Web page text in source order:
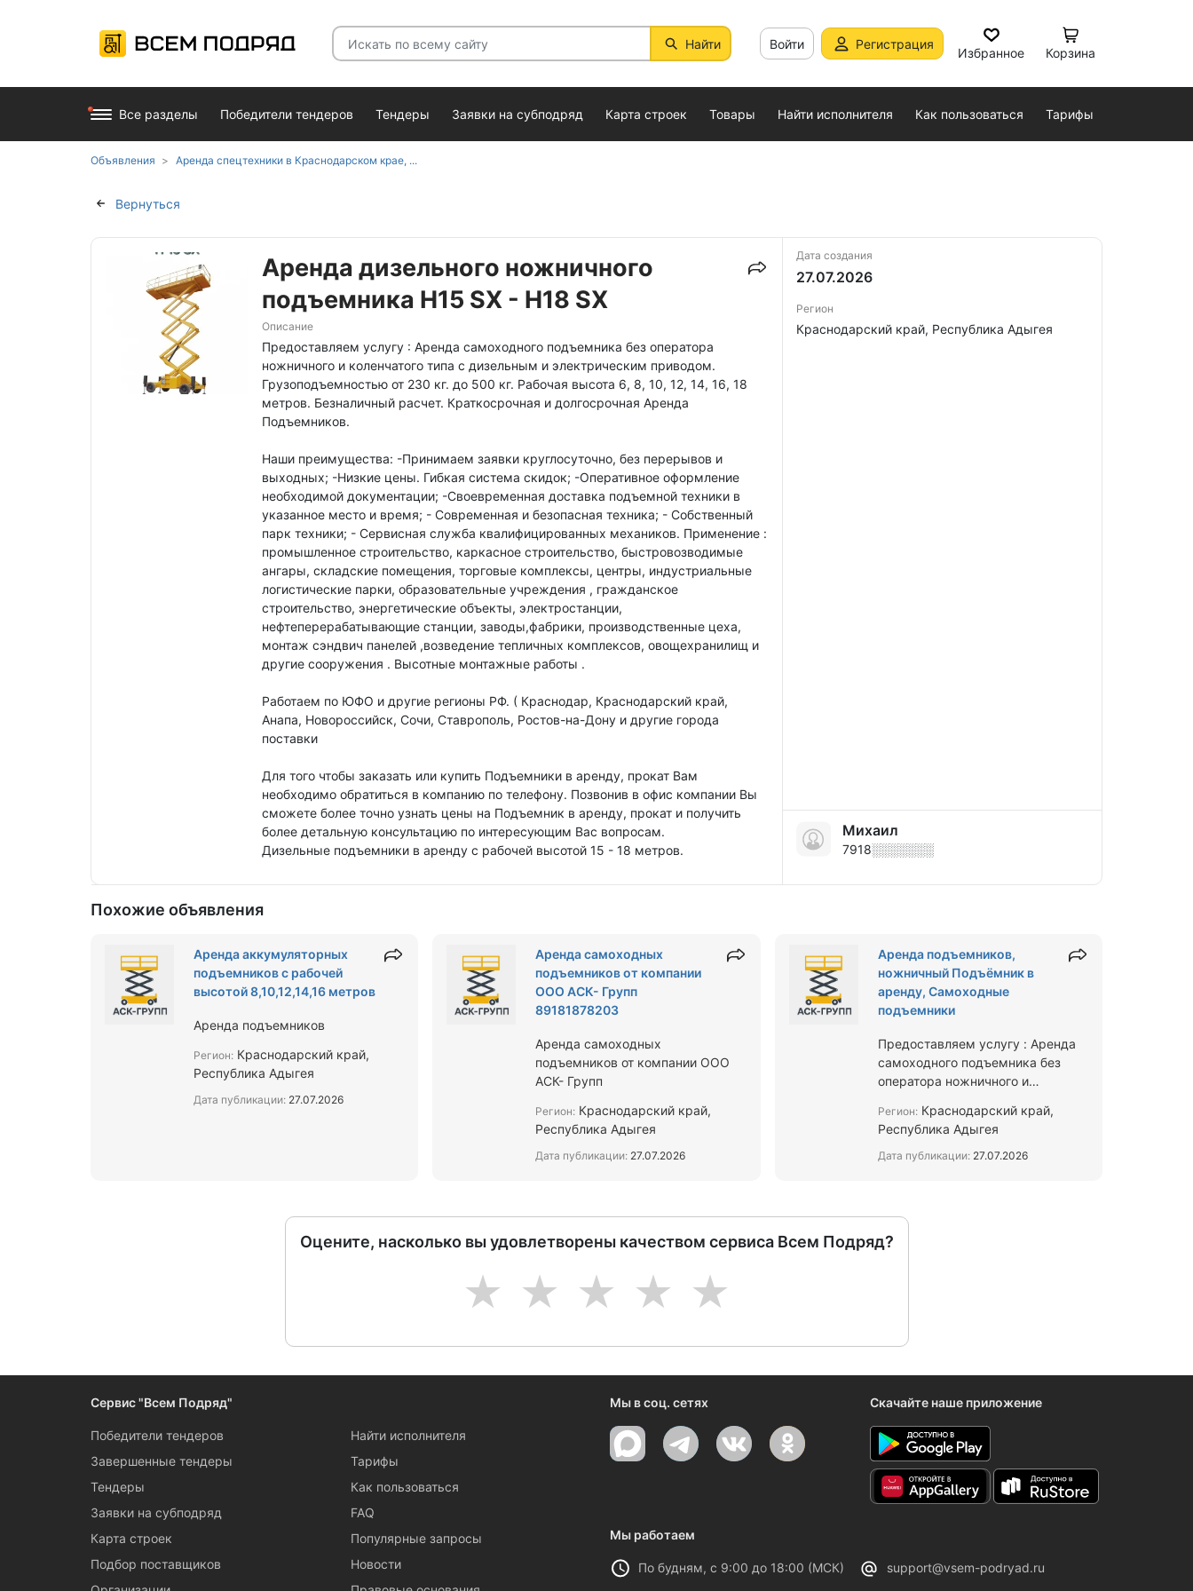
Найти Войти Регистрация
Избранное Корзина
Все разделы Победители тендеров Тендеры Заявки на субподряд Карта строек Товары Найти исполнителя Как пользоваться Тарифы
Объявления Аренда спецтехники в Краснодарском крае, ...
Вернуться
Аренда дизельного ножничного
подъемника Н15 SX - H18 SX
Описание
Предоставляем услугу : Аренда самоходного подъемника без оператора
ножничного и коленчатого типа с дизельным и электрическим приводом.
Грузоподъемностью от 230 кг. до 500 кг. Рабочая высота 6, 8, 10, 12, 14, 16, 18
метров. Безналичный расчет. Краткосрочная и долгосрочная Аренда
Подъемников.
Наши преимущества: -Принимаем заявки круглосуточно, без перерывов и
выходных; -Низкие цены. Гибкая система скидок; -Оперативное оформление
необходимой документации; -Своевременная доставка подъемной техники в
указанное место и время; - Современная и безопасная техника; - Собственный
парк техники; - Сервисная служба квалифицированных механиков. Применение :
промышленное строительство, каркасное строительство, быстровозводимые
ангары, cкладские помещения, торговые комплексы, центры, индустриальные
логистические парки, образовательные учреждения , гражданское
строительство, энергетические объекты, электростанции,
нефтеперерабатывающие станции, заводы,фабрики, производственные цеха,
монтаж сэндвич панелей ,возведение тепличных комплексов, овощехранилищ и
другие сооружения . Высотные монтажные работы .
Работаем по ЮФО и другие регионы РФ. ( Краснодар, Краснодарский край,
Анапа, Новороссийск, Cочи, Cтаврополь, Ростов-на-Дону и другие города
поставки
Для того чтобы заказать или купить Подъемники в аренду, прокат Вам
необходимо обратиться в компанию по телефону. Позвонив в офис компании Вы
сможете более точно узнать цены на Подъемник в аренду, прокат и получить
более детальную консультацию по интересующим Вас вопросам.
Дизельные подъемники в аренду с рабочей высотой 15 - 18 метров.
Дата создания
27.07.2026
Регион
Краснодарский край, Республика Адыгея
Михаил
7918░░░░░░░
Похожие объявления
Аренда аккумуляторных
подъемников с рабочей
высотой 8,10,12,14,16 метров
Аренда подъемников
Регион: Краснодарский край,
Республика Адыгея
Дата публикации: 27.07.2026
Аренда самоходных
подъемников от компании
ООО АСК- Групп
89181878203
Аренда самоходных
подъемников от компании ООО
АСК- Групп
Регион: Краснодарский край,
Республика Адыгея
Дата публикации: 27.07.2026
Аренда подъемников,
ножничный Подъёмник в
аренду, Самоходные
подъемники
Предоставляем услугу : Аренда
самоходного подъемника без
оператора ножничного и
электрическим приводом.
Грузоподъемнос…
Регион:Краснодарский край,
Республика Адыгея
Дата публикации:27.07.2026
Оцените, насколько вы удовлетворены качеством сервиса Всем Подряд?
5
4
3
2
1
Сервис "Всем Подряд"
Победители тендеров
Завершенные тендеры
Тендеры
Заявки на субподряд
Карта строек
Подбор поставщиков
Найти исполнителя
Тарифы
Как пользоваться
FAQ
Популярные запросы
Новости
Мы в соц. сетях Скачайте наше приложение
Мы работаем
По будням, с 9:00 до 18:00 (МСК) support@vsem-podryad.ru